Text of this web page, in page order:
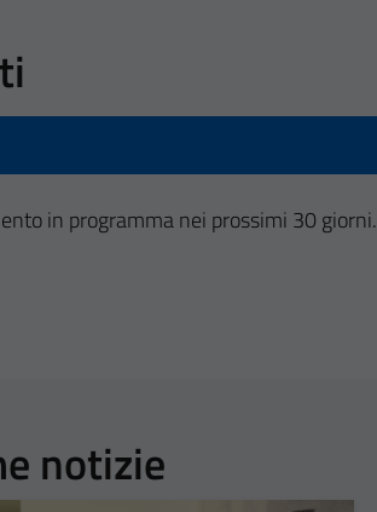
in programma nei prossimi 30 giorni.
notizie